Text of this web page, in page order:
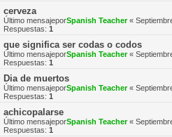
cerveza
Último mensajeporSpanish Teacher«
Respuestas: 1
que significa ser codas o codos
Último mensajeporSpanish Teacher«
Respuestas: 1
Dia de muertos
Último mensajeporSpanish Teacher«
Respuestas: 1
achicopalarse
Último mensajeporSpanish Teacher«
Respuestas: 1